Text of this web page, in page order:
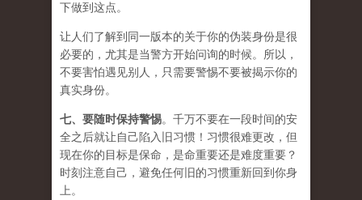
下做到这点。
让人们了解到同一版本的关于你的伪装身份是很
必要的，尤其是当警方开始问询的时候。所以，
不要害怕遇见别人，只需要警惕不要被揭示你的
真实身份。
七、要随时保持警惕。千万不要在一段时间的安
全之后就让自己陷入旧习惯！习惯很难更改，但
现在你的目标是保命，是命重要还是难度重要？
时刻注意自己，避免任何旧的习惯重新回到你身
上。